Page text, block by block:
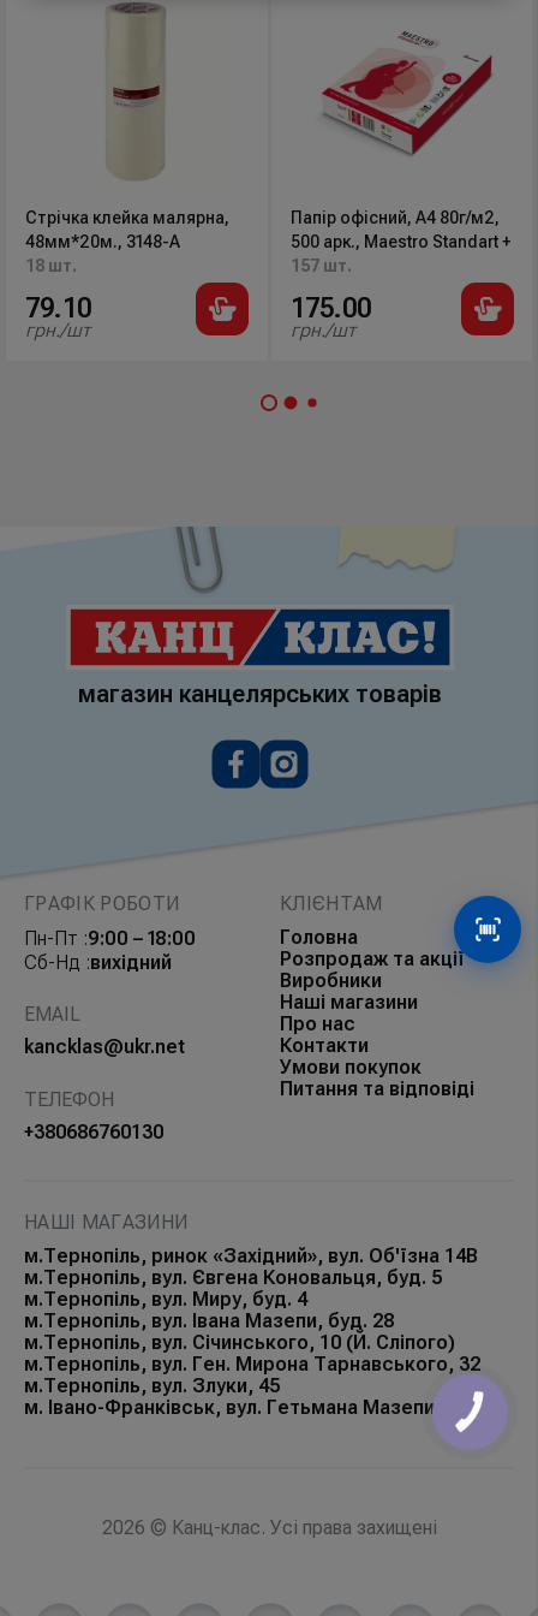
Стрічка клейка малярна,
48мм*20м., 3148-А
18 шт.
79.10
грн./шт
Папір офісний, А4 80г/м2,
500 арк., Maestro Standart +
157 шт.
175.00
грн./шт
магазин канцелярських товарів
ГРАФІК РОБОТИ
Пн-Пт :9:00 – 18:00
Сб-Нд :вихідний
EMAIL
kancklas@ukr.net
ТЕЛЕФОН
+380686760130
КЛІЄНТАМ
Головна
Розпродаж та акції
Виробники
Наші магазини
Про нас
Контакти
Умови покупок
Питання та відповіді
НАШІ МАГАЗИНИ
м.Тернопіль, ринок «Західний», вул. Об'їзна 14В
м.Тернопіль, вул. Євгена Коновальця, буд. 5
м.Тернопіль, вул. Миру, буд. 4
м.Тернопіль, вул. Івана Мазепи, буд. 28
м.Тернопіль, вул. Січинського, 10 (Й. Сліпого)
м.Тернопіль, вул. Ген. Мирона Тарнавського, 32
м.Тернопіль, вул. Злуки, 45
м. Івано-Франківськ, вул. Гетьмана Мазепи, 168Б
2026 © Канц-клас. Усі права захищені
КНОПКА
ЗВ'ЯЗКУ